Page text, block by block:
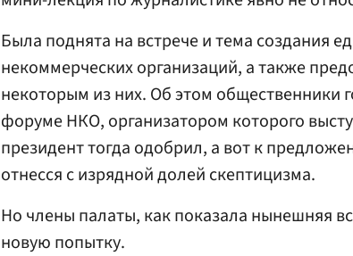
Была поднята на встрече и тема создания
некоммерческих организаций, а также
некоторым из них. Об этом общественники
форуме НКО, организатором которого
президент тогда одобрил, а вот к
отнесся с изрядной долей скептицизма.
Но члены палаты, как показала нынешняя
новую попытку.